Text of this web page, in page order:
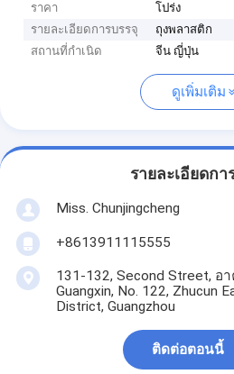
ราคา
โปร่ง
รายละเอียดการบรรจุ
ถุงพลาสติก
สถานที่กำเนิด
จีน ญี่ปุ่น
ดูเพิ่มเติม
รายละเอียดกา
Miss. Chunjingcheng
+8613911115555
131-132, Second Street, อ
Guangxin, No. 122, Zhucun
District, Guangzhou
ติดต่อตอนนี้